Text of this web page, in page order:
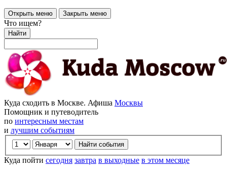
Открыть меню Закрыть меню
Что ищем?
Найти
Куда сходить в Москве. Афиша Москвы
Помощник и путеводитель
по интересным местам
и лучшим событиям
Куда пойти сегодня завтра в выходные в этом месяце